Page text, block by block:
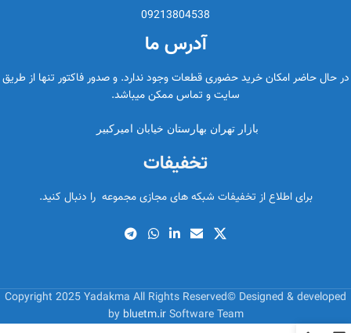
09213804538
آدرس ما
در حال حاضر امکان خرید حضوری قطعات وجود ندارد. و صدور فاکتور تنها از طریق
سایت و تماس ممکن میباشد.
بازار تهران بهارستان خیابان امیرکبیر
تخفیفات
برای اطلاع از تخفیفات شبکه های مجازی مجموعه را دنبال کنید.
Copyright 2025 Yadakma All Rights Reserved© Designed & developed
by bluetm.irSoftware Team